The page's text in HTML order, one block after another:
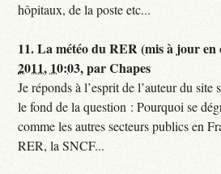
hôpitaux, de la poste etc...
11.La météo du RER (mis à jour
2011, 10:03,parChapes
Je réponds à l’esprit de l’auteur du
le fond de la question : Pourquoi se
comme les autres secteurs publics en
RER, la SNCF...